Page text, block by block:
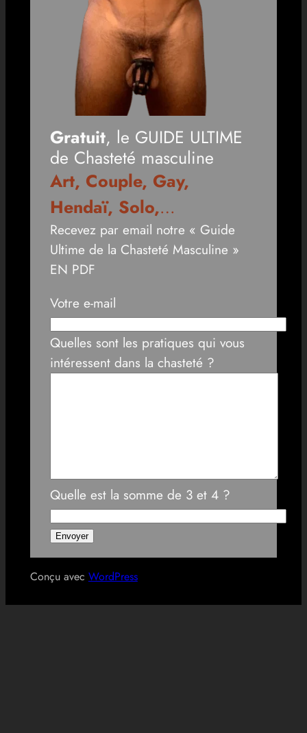
Gratuit, le GUIDE ULTIME
de Chasteté masculine
Art, Couple, Gay,
Hendaï, Solo,…
Recevez par email notre « Guide
Ultime de la Chasteté Masculine »
EN PDF
Votre e-mail
Quelles sont les pratiques qui vous
intéressent dans la chasteté ?
Quelle est la somme de 3 et 4 ?
Conçu avec WordPress